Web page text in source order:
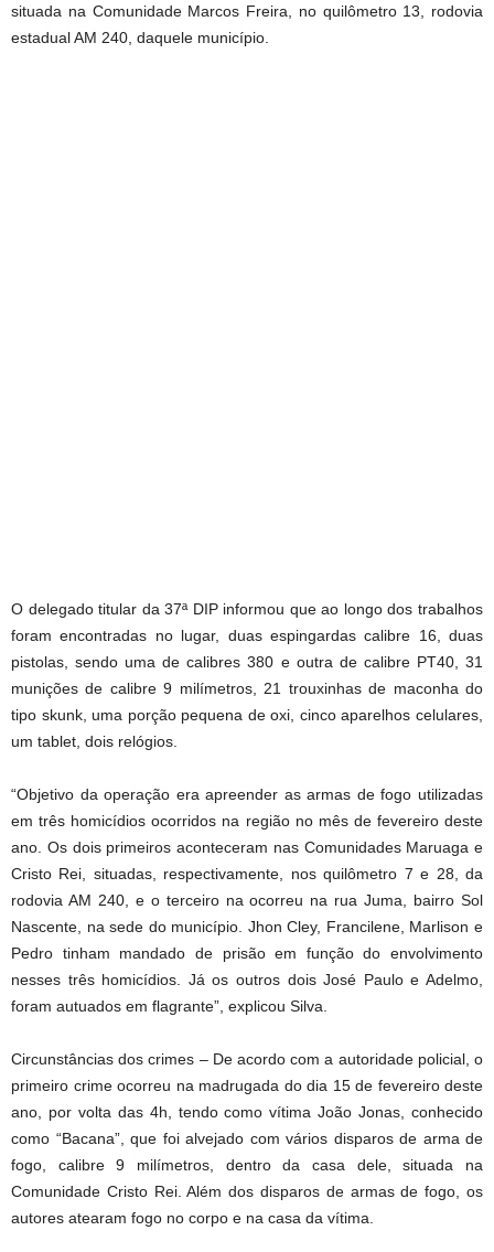
situada na Comunidade Marcos Freira, no quilômetro 13, rodovia
estadual AM 240, daquele município.
O delegado titular da 37ª DIP informou que ao longo dos trabalhos
foram encontradas no lugar, duas espingardas calibre 16, duas
pistolas, sendo uma de calibres 380 e outra de calibre PT40, 31
munições de calibre 9 milímetros, 21 trouxinhas de maconha do
tipo skunk, uma porção pequena de oxi, cinco aparelhos celulares,
um tablet, dois relógios.
“Objetivo da operação era apreender as armas de fogo utilizadas
em três homicídios ocorridos na região no mês de fevereiro deste
ano. Os dois primeiros aconteceram nas Comunidades Maruaga e
Cristo Rei, situadas, respectivamente, nos quilômetro 7 e 28, da
rodovia AM 240, e o terceiro na ocorreu na rua Juma, bairro Sol
Nascente, na sede do município. Jhon Cley, Francilene, Marlison e
Pedro tinham mandado de prisão em função do envolvimento
nesses três homicídios. Já os outros dois José Paulo e Adelmo,
foram autuados em flagrante”, explicou Silva.
Circunstâncias dos crimes – De acordo com a autoridade policial, o
primeiro crime ocorreu na madrugada do dia 15 de fevereiro deste
ano, por volta das 4h, tendo como vítima João Jonas, conhecido
como “Bacana”, que foi alvejado com vários disparos de arma de
fogo, calibre 9 milímetros, dentro da casa dele, situada na
Comunidade Cristo Rei. Além dos disparos de armas de fogo, os
autores atearam fogo no corpo e na casa da vítima.